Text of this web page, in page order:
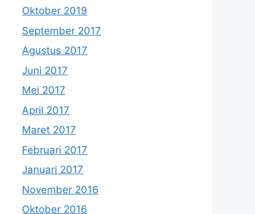
Oktober 2019
September 2017
Agustus 2017
Juni 2017
Mei 2017
April 2017
Maret 2017
Februari 2017
Januari 2017
November 2016
Oktober 2016